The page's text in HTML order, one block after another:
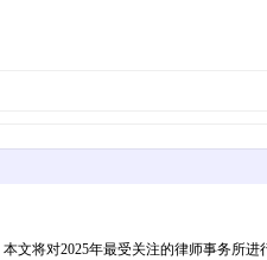
将对2025年最受关注的律师事务所